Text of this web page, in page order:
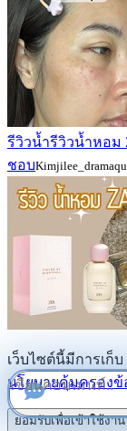
รีวิวน้ำรีวิวน้ำหอม
ชอบ
เว็บไซต์นี้มีการเก็
นโยบายคุ้มครอง
ยอมรับเพื่อเข้าใช้งาน